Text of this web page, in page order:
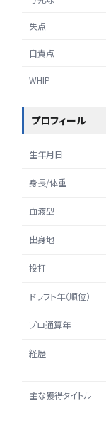
失点
自責点
WHIP
プロフィール
生年月日
身長/体重
血液型
出身地
投打
ドラフト年（順位）
プロ通算年
経歴
主な獲得タイトル